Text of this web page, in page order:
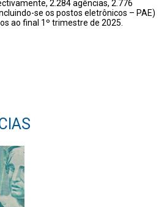
2.284 agências, 2.776
se os postos eletrônicos – PAE)
ao final 1º trimestre de 2025.